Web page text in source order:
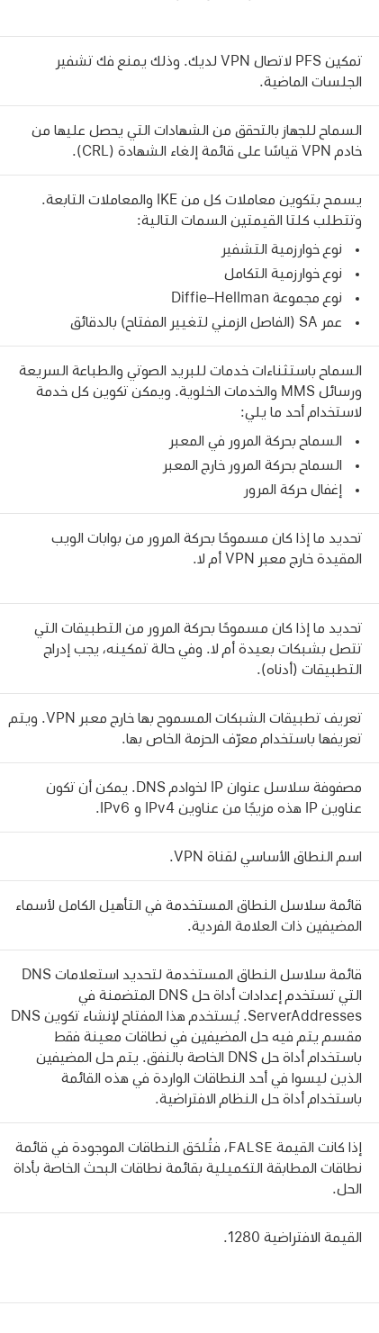
تمكين PFS لاتصال VPN لديك. وذلك يمنع فك تشفير
الجلسات الماضية.
السماح للجهاز بالتحقق من الشهادات التي يحصل عليها من
خادم VPN قياسًا على قائمة إلغاء الشهادة (CRL).
يسمح بتكوين معاملات كل من IKE والمعاملات التابعة.
وتتطلب كلتا القيمتين السمات التالية:
نوع خوارزمية التشفير
نوع خوارزمية التكامل
نوع مجموعة Diffie–Hellman
عمر SA (الفاصل الزمني لتغيير المفتاح) بالدقائق
السماح باستثناءات خدمات للبريد الصوتي والطباعة السريعة
ورسائل MMS والخدمات الخلوية. ويمكن تكوين كل خدمة
لاستخدام أحد ما يلي:
السماح بحركة المرور في المعبر
السماح بحركة المرور خارج المعبر
إغفال حركة المرور
تحديد ما إذا كان مسموحًا بحركة المرور من بوابات الويب
المقيدة خارج معبر VPN أم لا.
تحديد ما إذا كان مسموحًا بحركة المرور من التطبيقات التي
تتصل بشبكات بعيدة أم لا. وفي حالة تمكينه، يجب إدراج
التطبيقات (أدناه).
تعريف تطبيقات الشبكات المسموح بها خارج معبر VPN. ويتم
تعريفها باستخدام معرّف الحزمة الخاص بها.
مصفوفة سلاسل عنوان IP لخوادم DNS. يمكن أن تكون
عناوين IP هذه مزيجًا من عناوين IPv4 و IPv6.
اسم النطاق الأساسي لقناة VPN.
قائمة سلاسل النطاق المستخدمة في التأهيل الكامل لأسماء
المضيفين ذات العلامة الفردية.
قائمة سلاسل النطاق المستخدمة لتحديد استعلامات DNS
التي تستخدم إعدادات أداة حل DNS المتضمنة في
ServerAddresses. يُستخدم هذا المفتاح لإنشاء تكوين DNS
مقسم يتم فيه حل المضيفين في نطاقات معينة فقط
باستخدام أداة حل DNS الخاصة بالنفق. يتم حل المضيفين
الذين ليسوا في أحد النطاقات الواردة في هذه القائمة
باستخدام أداة حل النظام الافتراضية.
إذا كانت القيمة FALSE ، فتُلحَق النطاقات الموجودة في قائمة
نطاقات المطابقة التكميلية بقائمة نطاقات البحث الخاصة بأداة
الحل.
القيمة الافتراضية 1280.